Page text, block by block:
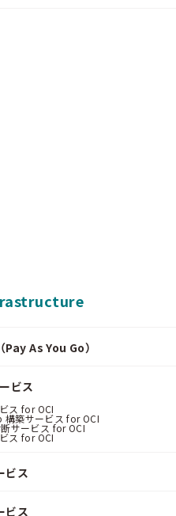
As You Go）
ビス
ス for OCI
構築サービス for OCI
サービス for OCI
ス for OCI
ビス
ビス